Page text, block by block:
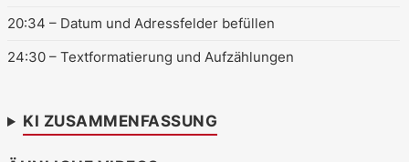
20:34 – Datum und Adressfelder befüllen
24:30 – Textformatierung und Aufzählungen
KI ZUSAMMENFASSUNG